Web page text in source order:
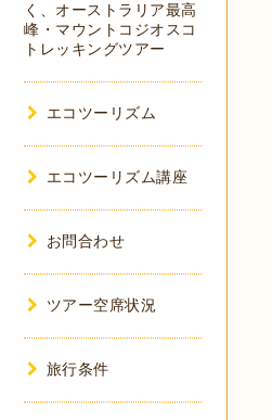
く、オーストラリア最高
峰・マウントコジオスコ
トレッキングツアー
エコツーリズム
エコツーリズム講座
お問合わせ
ツアー空席状況
旅行条件